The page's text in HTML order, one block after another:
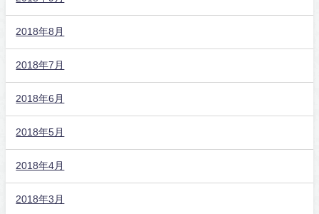
2018年8月
2018年7月
2018年6月
2018年5月
2018年4月
2018年3月